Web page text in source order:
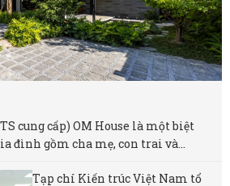
cung cấp) OM House là một biệt
đình gồm cha mẹ, con trai và...
Tạp chí Kiến trúc Việt Nam tổ